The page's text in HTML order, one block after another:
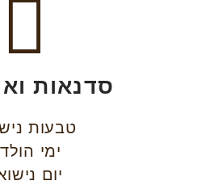
סדנאות
טבעות
ימי
יום